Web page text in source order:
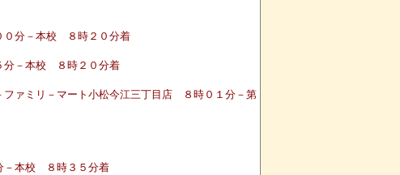
分－本校 ８時２０分着
分－本校 ８時２０分着
ァミリ－マート小松今江三丁目店 ８時０１分－第
－本校 ８時３５分着